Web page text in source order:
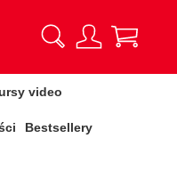
video
Bestsellery